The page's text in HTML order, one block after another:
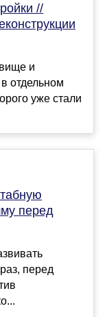
//
и
отдельном
уже стали
перед
перед